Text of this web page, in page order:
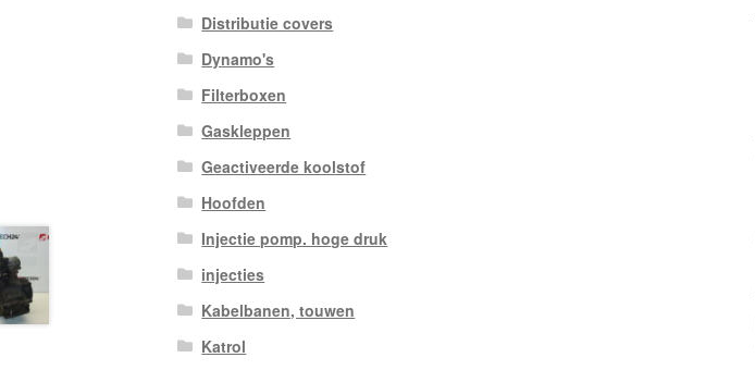
Distributie covers
Dynamo's
Filterboxen
Gaskleppen
Geactiveerde koolstof
Hoofden
Injectie pomp. hoge druk
injecties
Kabelbanen, touwen
Katrol